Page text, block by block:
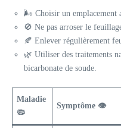
🌬️ Choisir un emplacement
🚫 Ne pas arroser le
🍂 Enlever régulièrement
🌿 Utiliser des traitements
bicarbonate de soude.
Maladie
🦠
Symptôme 👁️